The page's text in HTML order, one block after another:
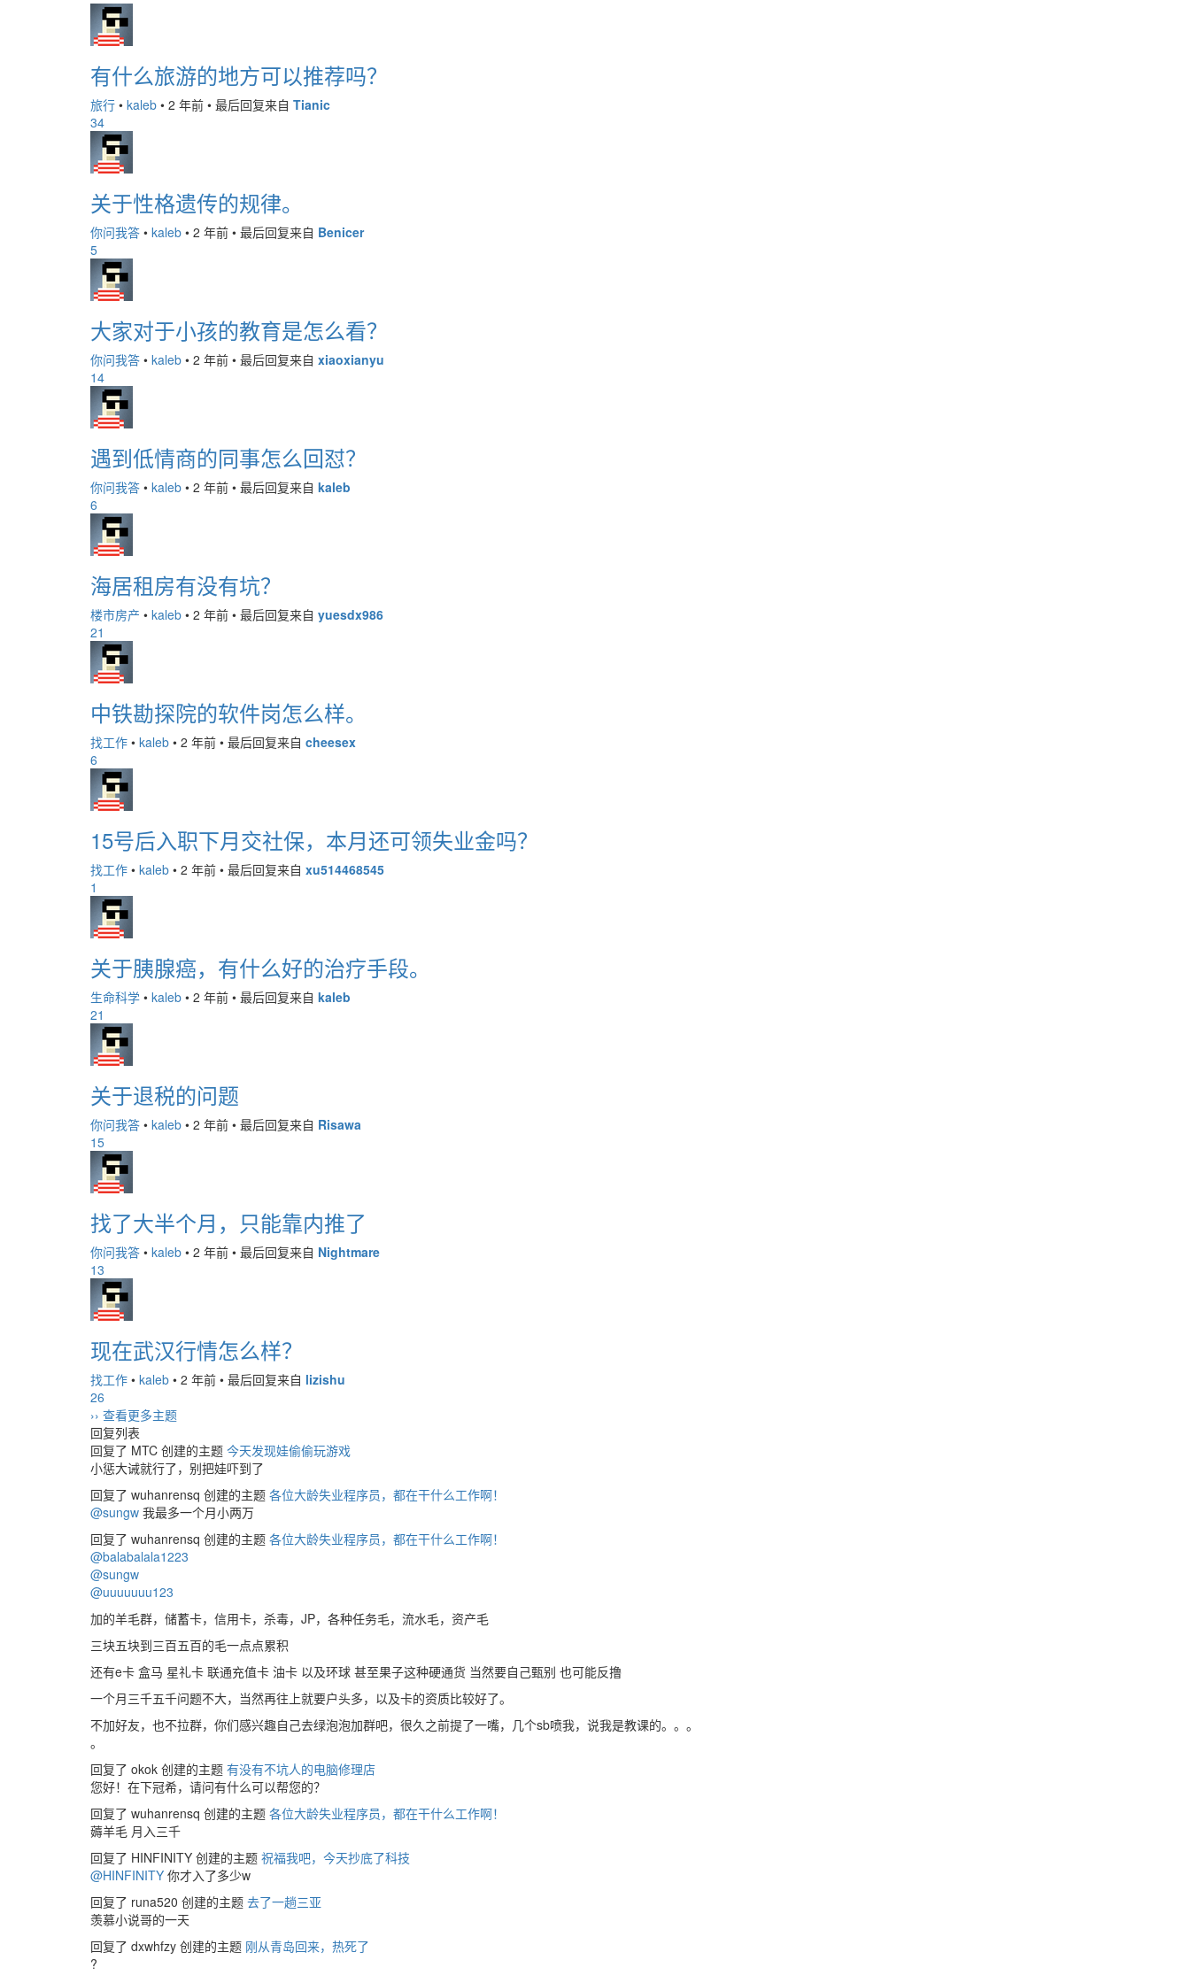
有什么旅游的地方可以推荐吗？
旅行 • kaleb • 2 年前 • 最后回复来自 Tianic
34
关于性格遗传的规律。
你问我答 • kaleb • 2 年前 • 最后回复来自 Benicer
5
大家对于小孩的教育是怎么看？
你问我答 • kaleb • 2 年前 • 最后回复来自 xiaoxianyu
14
遇到低情商的同事怎么回怼？
你问我答 • kaleb • 2 年前 • 最后回复来自 kaleb
6
海居租房有没有坑？
楼市房产 • kaleb • 2 年前 • 最后回复来自 yuesdx986
21
中铁勘探院的软件岗怎么样。
找工作 • kaleb • 2 年前 • 最后回复来自 cheesex
6
15号后入职下月交社保，本月还可领失业金吗？
找工作 • kaleb • 2 年前 • 最后回复来自 xu514468545
1
关于胰腺癌，有什么好的治疗手段。
生命科学 • kaleb • 2 年前 • 最后回复来自 kaleb
21
关于退税的问题
你问我答 • kaleb • 2 年前 • 最后回复来自 Risawa
15
找了大半个月，只能靠内推了
你问我答 • kaleb • 2 年前 • 最后回复来自 Nightmare
13
现在武汉行情怎么样？
找工作 • kaleb • 2 年前 • 最后回复来自 lizishu
26
›› 查看更多主题
回复列表
回复了 MTC 创建的主题 今天发现娃偷偷玩游戏
小惩大诫就行了，别把娃吓到了
回复了 wuhanrensq 创建的主题 各位大龄失业程序员，都在干什么工作啊！
@sungw 我最多一个月小两万
回复了 wuhanrensq 创建的主题 各位大龄失业程序员，都在干什么工作啊！
@balabalala1223
@sungw
@uuuuuuu123
加的羊毛群，储蓄卡，信用卡，杀毒，JP，各种任务毛，流水毛，资产毛
三块五块到三百五百的毛一点点累积
还有e卡 盒马 星礼卡 联通充值卡 油卡 以及环球 甚至果子这种硬通货 当然要自己甄别 也可能反撸
一个月三千五千问题不大，当然再往上就要户头多，以及卡的资质比较好了。
不加好友，也不拉群，你们感兴趣自己去绿泡泡加群吧，很久之前提了一嘴，几个sb喷我，说我是教课的。。。
。
回复了 okok 创建的主题 有没有不坑人的电脑修理店
您好！在下冠希，请问有什么可以帮您的？
回复了 wuhanrensq 创建的主题 各位大龄失业程序员，都在干什么工作啊！
薅羊毛 月入三千
回复了 HINFINITY 创建的主题 祝福我吧，今天抄底了科技
@HINFINITY 你才入了多少w
回复了 runa520 创建的主题 去了一趟三亚
羡慕小说哥的一天
回复了 dxwhfzy 创建的主题 刚从青岛回来，热死了
?